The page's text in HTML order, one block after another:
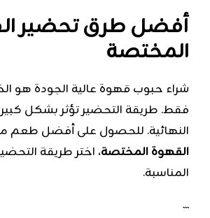
أفضل طرق تحضير
المختصة
شراء حبوب قهوة عالية الجودة هو
فقط. طريقة التحضير تؤثر بشكل كبير على
النهائية. للحصول على أفضل طعم من
القهوة المختصة، اختر طريقة التحضير
المناسبة.